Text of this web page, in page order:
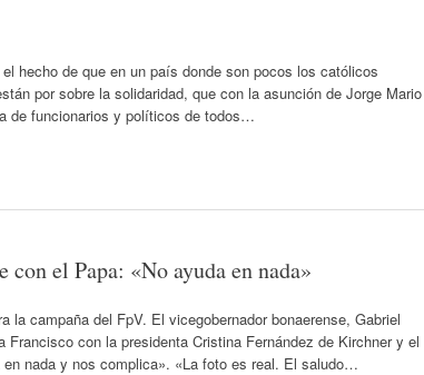
hecho de que en un país donde son pocos los católicos
por sobre la solidaridad, que con la asunción de Jorge Mario
de funcionarios y políticos de todos…
el Papa: «No ayuda en nada»
la campaña del FpV. El vicegobernador bonaerense, Gabriel
con la presidenta Cristina Fernández de Kirchner y el
nada y nos complica». «La foto es real. El saludo…